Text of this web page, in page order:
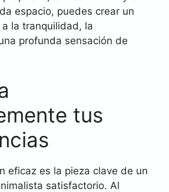
espacio, puedes crear un
la tranquilidad, la
profunda sensación de
tus
eficaz es la pieza clave de un
satisfactorio. Al